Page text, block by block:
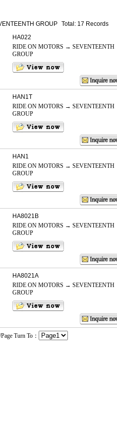
GROUP Total: 17 Records
HA022
RIDE ON MOTORS → SEVENTEENTH
GROUP
HAN1T
RIDE ON MOTORS → SEVENTEENTH
GROUP
HAN1
RIDE ON MOTORS → SEVENTEENTH
GROUP
HA8021B
RIDE ON MOTORS → SEVENTEENTH
GROUP
HA8021A
RIDE ON MOTORS → SEVENTEENTH
GROUP
Turn To：